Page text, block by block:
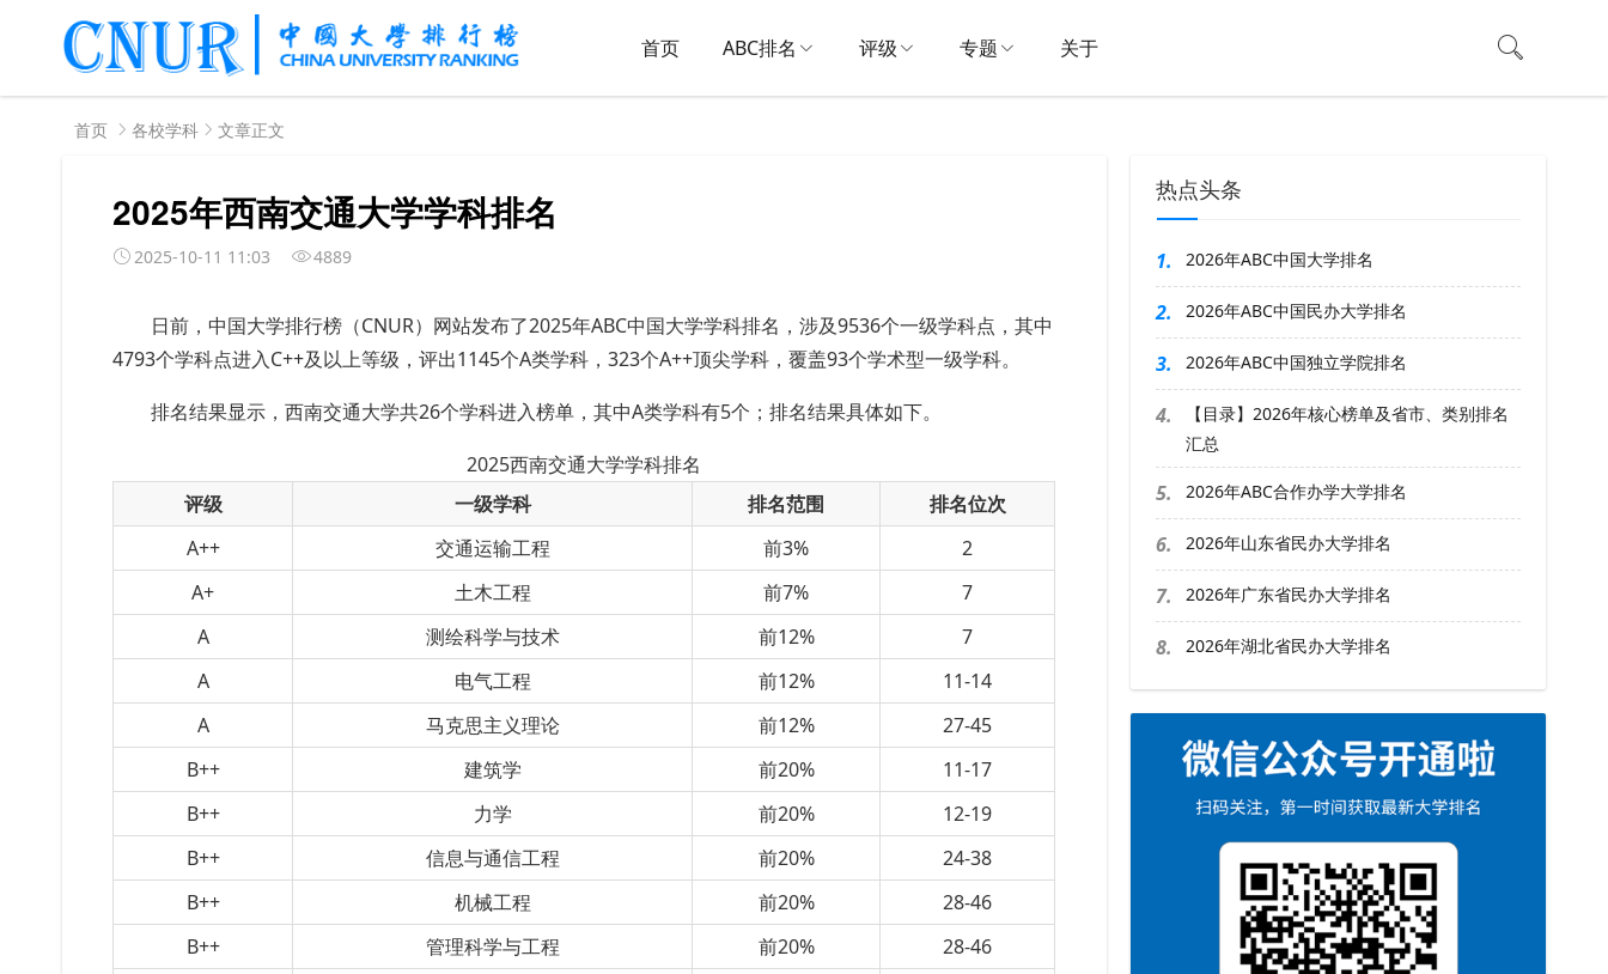
首页 ABC排名 评级 专题 关于
首页 各校学科 文章正文
2025年西南交通大学学科排名
2025-10-11 11:03 4889
日前，中国大学排行榜（CNUR）网站发布了2025年ABC中国大学学科排名，涉及9536个一级学科点，其中
4793个学科点进入C++及以上等级，评出1145个A类学科，323个A++顶尖学科，覆盖93个学术型一级学科。
排名结果显示，西南交通大学共26个学科进入榜单，其中A类学科有5个；排名结果具体如下。
2025西南交通大学学科排名
评级
一级学科 排名范围
排名位次
A++
交通运输工程 前3%
2
A+
土木工程 前7%
7
A
测绘科学与技术 前12%
7
A
电气工程 前12%
11-14
A
马克思主义理论 前12%
27-45
B++
建筑学 前20%
11-17
B++
力学 前20%
12-19
B++
信息与通信工程 前20%
24-38
B++
机械工程 前20%
28-46
B++
管理科学与工程 前20%
28-46
热点头条
1. 2026年ABC中国大学排名
2. 2026年ABC中国民办大学排名
3. 2026年ABC中国独立学院排名
4.
【目录】2026年核心榜单及省市、类别排名
汇总
5. 2026年ABC合作办学大学排名
6. 2026年山东省民办大学排名
7. 2026年广东省民办大学排名
8. 2026年湖北省民办大学排名